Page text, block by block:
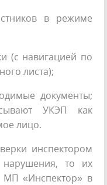
в режиме
(с навигацией по
листа);
документы;
УКЭП как
лицо.
инспектором
нарушения, то их
МП «Инспектор» в